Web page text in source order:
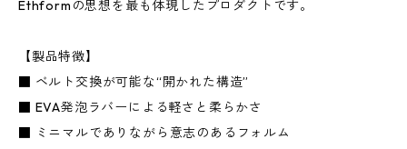
Ethformの思想を最も体現したプロダクトです。
【製品特徴】
■ ベルト交換が可能な“開かれた構造”
■ EVA発泡ラバーによる軽さと柔らかさ
■ ミニマルでありながら意志のあるフォルム